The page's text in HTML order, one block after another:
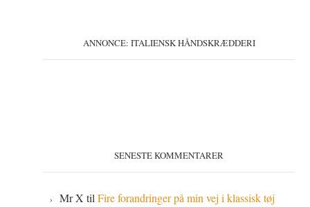
ANNONCE: ITALIENSK HÅNDSKRÆDDERI
SENESTE KOMMENTARER
Mr X tilFire forandringer på min vej i klassisk tøj